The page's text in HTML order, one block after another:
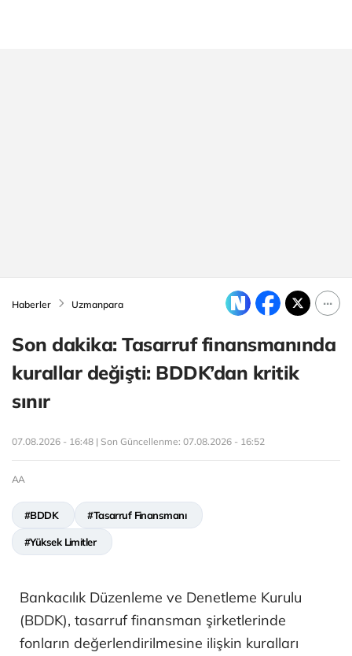
Haberler Uzmanpara
Son dakika: Tasarruf finansmanında
kurallar değişti: BDDK’dan kritik
sınır
07.08.2026 - 16:48 | Son Güncellenme: 07.08.2026 - 16:52
AA
#BDDK #Tasarruf Finansmanı
#Yüksek Limitler
Bankacılık Düzenleme ve Denetleme Kurulu
(BDDK), tasarruf finansman şirketlerinde
fonların değerlendirilmesine ilişkin kuralları